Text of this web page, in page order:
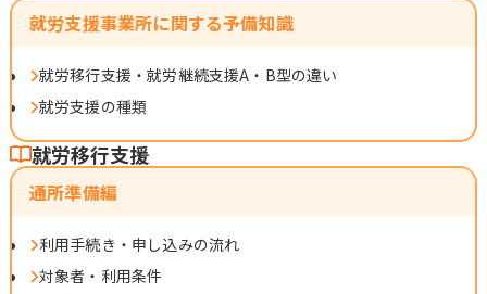
就労支援事業所に関する予備知識
就労移行支援・就労継続支援A・B型の違い
就労支援の種類
就労移行支援
通所準備編
利用手続き・申し込みの流れ
対象者・利用条件